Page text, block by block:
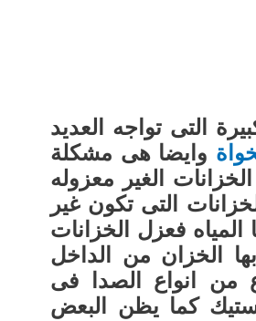
التى تواجه العديد
وايضا هى مشكلة
الغير معزوله
التى تكون غير
فعزل الخزانات
الخزان من الداخل
من انواع الصدا فى
كما يظن البعض